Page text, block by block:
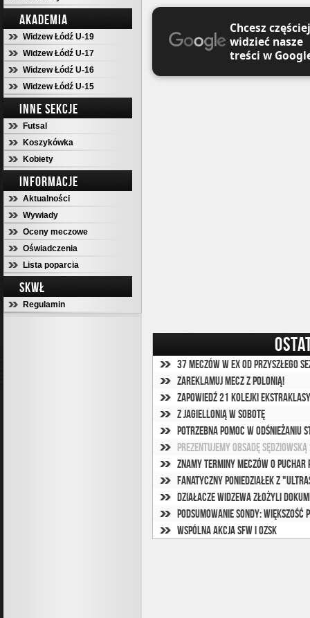
AKADEMIA
Widzew Łódź U-19
Widzew Łódź U-17
Widzew Łódź U-16
Widzew Łódź U-15
INNE SEKCJE
Futsal
Koszykówka
Kobiety
INFORMACJE
Aktualności
Wywiady
Oceny meczowe
Oświadczenia
Lista poparcia
SKWŁ
Regulamin
Chcesz częściej
widzieć nasze
treści w
37 meczów w Ex od przyszłego
Zareklamuj mecz z Polonią!
Zapowiedź 21 kolejki Ekstraklasy
Z Jagiellonią w sobotę
Potrzebna pomoc w odśnieżaniu
Prezentujemy obsadę
Znamy terminy meczów o Puchar
Fanatyczny poniedziałek z
Działacze Widzewa złożyli
Podsumowanie sondy: większość
Wspólna akcja SFW i OZSK